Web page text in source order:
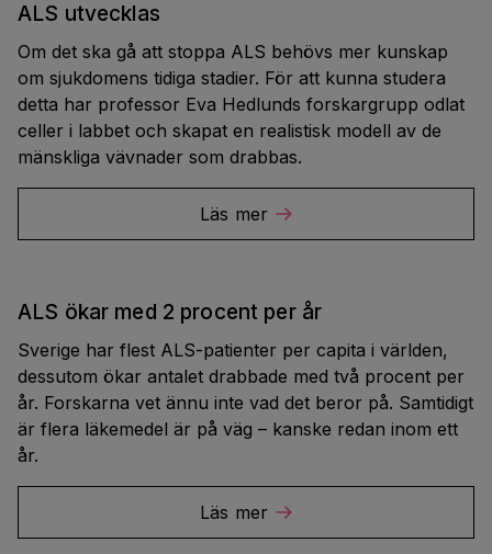
ALS utvecklas
Om det ska gå att stoppa ALS behövs mer kunskap
om sjukdomens tidiga stadier. För att kunna studera
detta har professor Eva Hedlunds forskargrupp odlat
celler i labbet och skapat en realistisk modell av de
mänskliga vävnader som drabbas.
Läs mer
ALS ökar med 2 procent per år
Sverige har flest ALS-patienter per capita i världen,
dessutom ökar antalet drabbade med två procent per
år. Forskarna vet ännu inte vad det beror på. Samtidigt
är flera läkemedel är på väg – kanske redan inom ett
år.
Läs mer